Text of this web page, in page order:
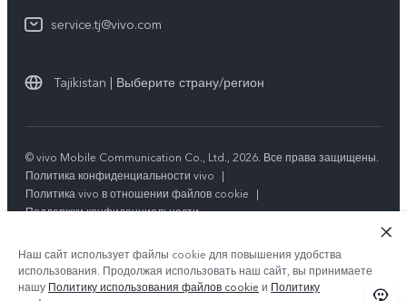
Y27s
Y02t
Y33s
IMEI аутентификация
Инструкции по гарантии vivo
Пресс Центр
Центр конфиденциальности vivo
service.tj@vivo.com
Tajikistan | Выберите страну/регион
© vivo Mobile Communication Co., Ltd., 2026. Все права защищены.
Политика конфиденциальности vivo
|
Политика vivo в отношении файлов cookie
|
Поддержки конфиденциальности
Наш сайт использует файлы cookie для повышения удобства
использования. Продолжая использовать наш сайт, вы принимаете
нашу Политику использования файлов cookie и Политику